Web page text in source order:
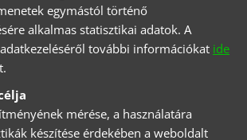
egymástól történő
alkalmas statisztikai adatok. A
további információkat ide
mérése, a használatára
készítése érdekében a weboldalt